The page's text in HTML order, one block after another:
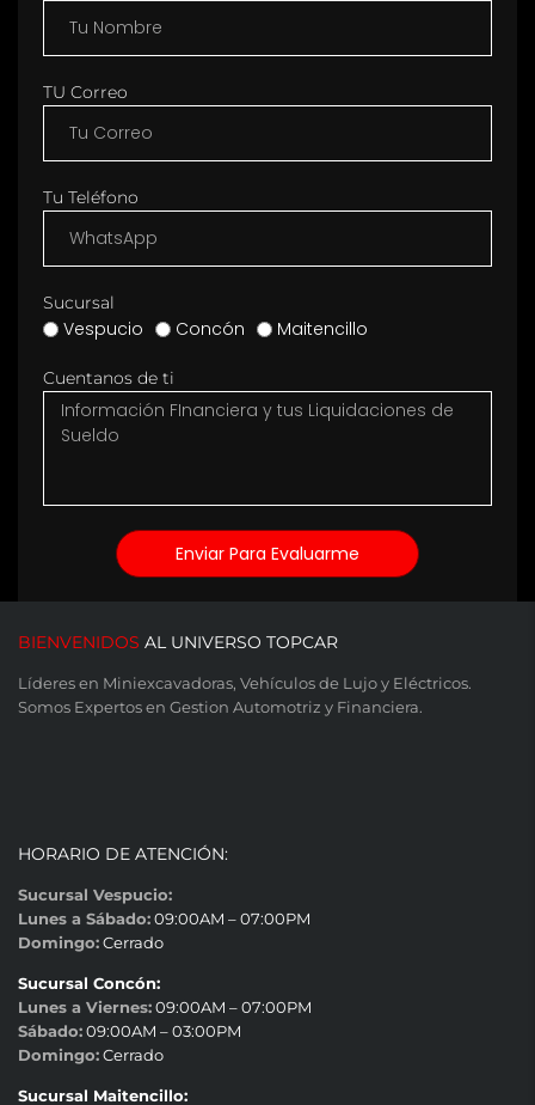
TU Correo
Tu Teléfono
Sucursal
Vespucio Concón Maitencillo
Cuentanos de ti
Enviar Para Evaluarme
BIENVENIDOS AL UNIVERSO TOPCAR
Líderes en Miniexcavadoras, Vehículos de Lujo y Eléctricos.
Somos Expertos en Gestion Automotriz y Financiera.
HORARIO DE ATENCIÓN:
Sucursal Vespucio:
Lunes a Sábado:09:00AM – 07:00PM
Domingo:Cerrado
Sucursal Concón:
Lunes a Viernes:09:00AM – 07:00PM
Sábado:09:00AM – 03:00PM
Domingo:Cerrado
Sucursal Maitencillo: